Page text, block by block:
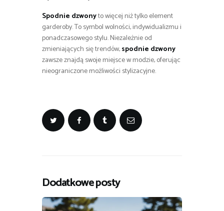
Spodnie dzwonyto więcej niż tylko element
garderoby. To symbol wolności, indywidualizmu i
ponadczasowego stylu. Niezależnie od
zmieniających się trendów,spodnie dzwony
zawsze znajdą swoje miejsce w modzie, oferując
nieograniczone możliwości stylizacyjne.
Dodatkowe posty